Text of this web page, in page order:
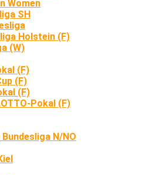
Women
SH
Holstein (F)
(W)
(F)
(F)
(F)
Pokal (F)
Bundesliga N/NO